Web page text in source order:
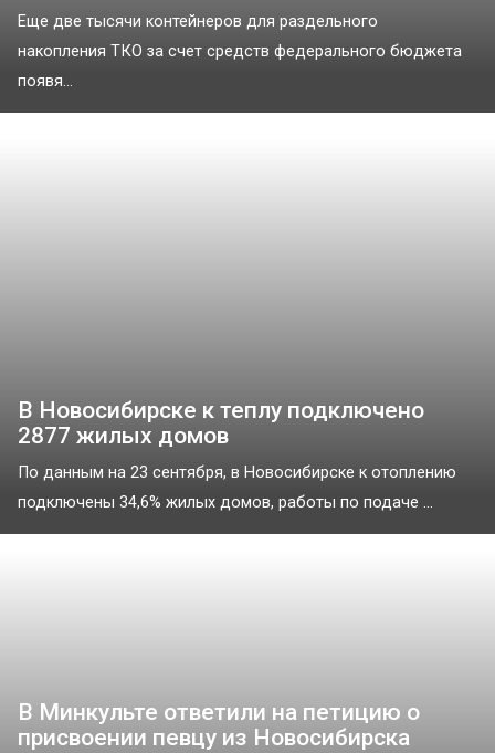
Еще две тысячи контейнеров для раздельного
накопления ТКО за счет средств федерального бюджета
появя...
В Новосибирске к теплу подключено
2877 жилых домов
По данным на 23 сентября, в Новосибирске к отоплению
подключены 34,6% жилых домов, работы по подаче ...
В Минкульте ответили на петицию о
присвоении певцу из Новосибирска